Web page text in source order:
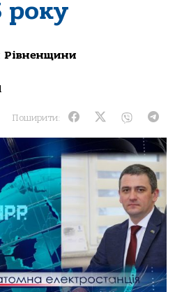
року
Поширити: